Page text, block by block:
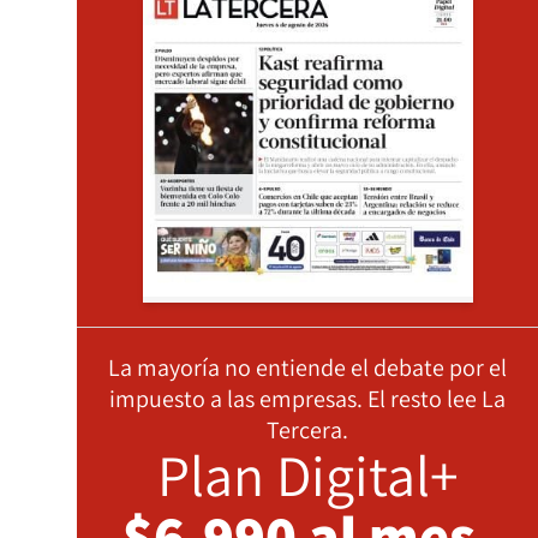
La mayoría no entiende el debate por el
impuesto a las empresas. El resto lee La
Tercera.
Plan Digital+